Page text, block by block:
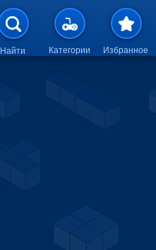
Перейти к основному
Найти Категории Избранное